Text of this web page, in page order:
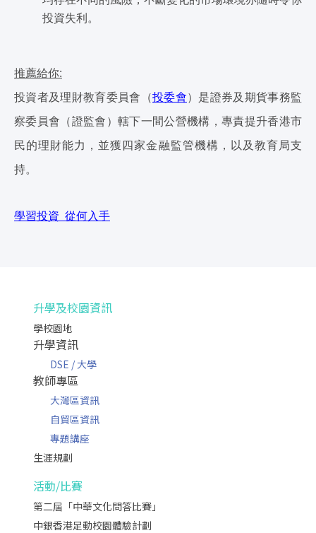
投資失利。
推薦給你:
投資者及理財教育委員會（投委會）是證券及期貨事務監
察委員會（證監會）轄下一間公營機構，專責提升香港市
民的理財能力，並獲四家金融監管機構，以及教育局支
持。
學習投資 從何入手
升學及校園資訊
學校園地
升學資訊
DSE / 大學
教師專區
大灣區資訊
自貿區資訊
專題講座
生涯規劃
活動/比賽
第二屆「中華文化問答比賽」
中銀香港足動校園體驗計劃